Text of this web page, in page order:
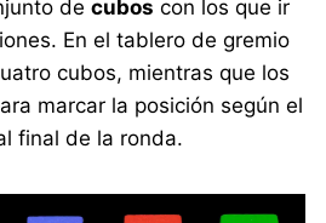
decubos con los que ir
En el tablero de gremio
cubos, mientras que los
marcar la posición según el
final de la ronda.